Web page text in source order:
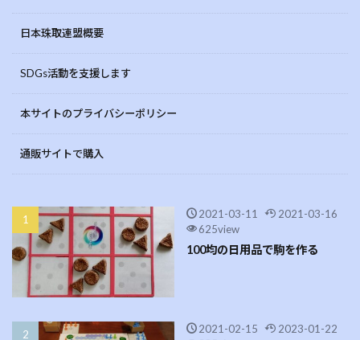
日本珠取連盟概要
SDGs活動を支援します
本サイトのプライバシーポリシー
通販サイトで購入
2021-03-11
2021-03-16
625view
100均の日用品で駒を作る
2021-02-15
2023-01-22